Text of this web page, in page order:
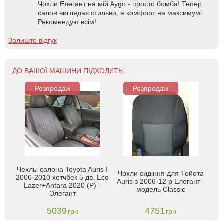
Чохли Елегант на мій Aygo - просто бомба! Тепер
салон виглядає стильно, а комфорт на максимумі.
Рекомендую всім!
Залиште відгук
ДО ВАШОЇ МАШИНИ ПІДХОДИТЬ:
Розпродаж
Чехлы салона Toyota Auris I
2006-2010 хетчбек 5 дв. Eco
Lazer+Antara 2020 (P) -
Элегант
5039 грн
Розпродаж
Чохли сидіння для Тойота
Auris з 2006-12 р Елегант -
модель Classic
4751 грн